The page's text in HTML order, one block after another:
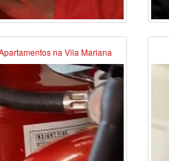
na Vila Mariana